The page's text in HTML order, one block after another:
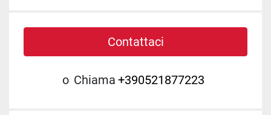
Contattaci
o Chiama +390521877223